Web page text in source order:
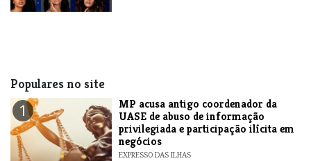
Populares no site
1
MP acusa antigo coordenador da
UASE de abuso de informação
privilegiada e participação ilícita em
negócios
EXPRESSO DAS ILHAS